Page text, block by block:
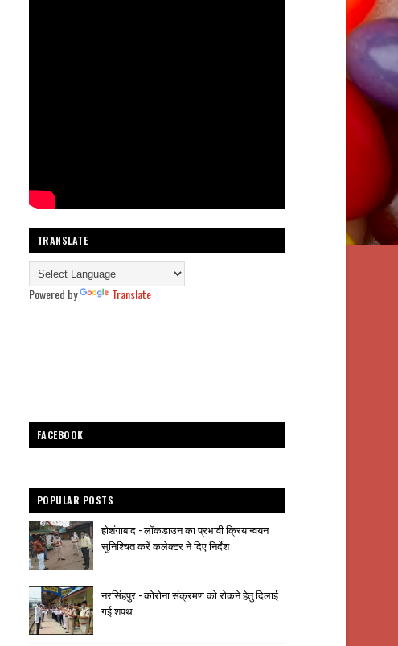
TRANSLATE
Powered by Translate
FACEBOOK
POPULAR POSTS
होशंगाबाद - लॉकडाउन का प्रभावी क्रियान्वयन
सुनिश्चित करें कलेक्टर ने दिए निर्देश
नरसिंहपुर - कोरोना संक्रमण को रोकने हेतु दिलाई
गई शपथ